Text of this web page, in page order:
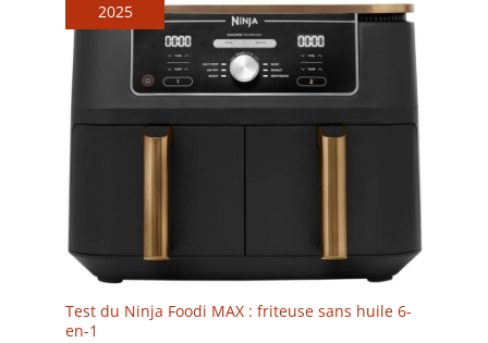
2025
Test du Ninja Foodi MAX : friteuse sans huile 6-
en-1